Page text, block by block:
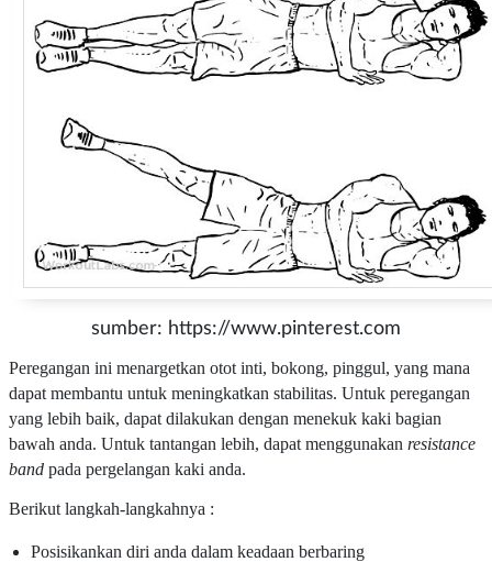
sumber: https://www.pinterest.com
Peregangan ini menargetkan otot inti, bokong, pinggul, yang mana
dapat membantu untuk meningkatkan stabilitas. Untuk peregangan
yang lebih baik, dapat dilakukan dengan menekuk kaki bagian
bawah anda. Untuk tantangan lebih, dapat menggunakan resistance
bandpada pergelangan kaki anda.
Berikut langkah-langkahnya :
Posisikankan diri anda dalam keadaan berbaring